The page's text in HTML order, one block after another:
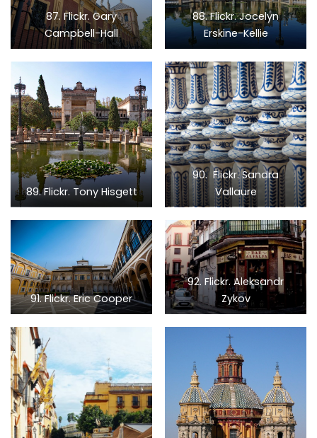
87. Flickr. Gary
Campbell-Hall
88. Flickr. Jocelyn
Erskine-Kellie
89. Flickr. Tony Hisgett
90. Flickr. Sandra
Vallaure
91. Flickr. Eric Cooper
92. Flickr. Aleksandr
Zykov